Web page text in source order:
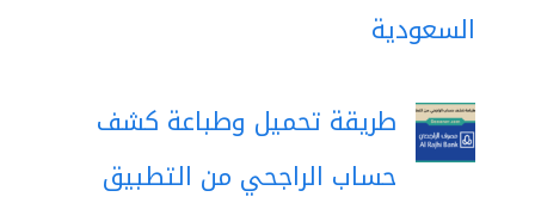
السعودية
طريقة تحميل وطباعة كشف
حساب الراجحي من التطبيق